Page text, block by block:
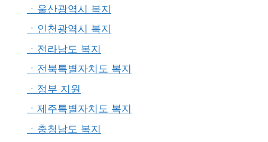
ㆍ울산광역시 복지
ㆍ인천광역시 복지
ㆍ전라남도 복지
ㆍ전북특별자치도 복지
ㆍ정부 지원
ㆍ제주특별자치도 복지
ㆍ충청남도 복지